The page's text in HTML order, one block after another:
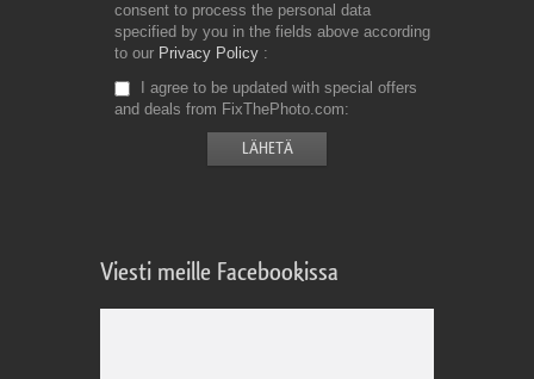
consent to process the personal data
specified by you in the fields above according
to our Privacy Policy
I agree to be updated with special offers
and deals from FixThePhoto.com
Viesti meille Facebookissa